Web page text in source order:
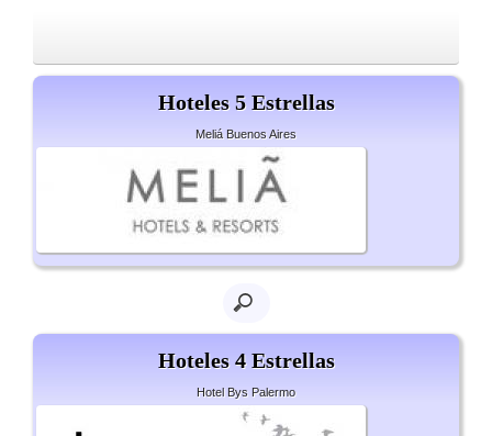
Hoteles 5 Estrellas
Meliá Buenos Aires
Hoteles 4 Estrellas
Hotel Bys Palermo